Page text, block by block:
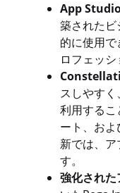
App Studio
築された
的に使用
ロフェッ
スしやす
利用する
ート、お
新では、
す。
強化された